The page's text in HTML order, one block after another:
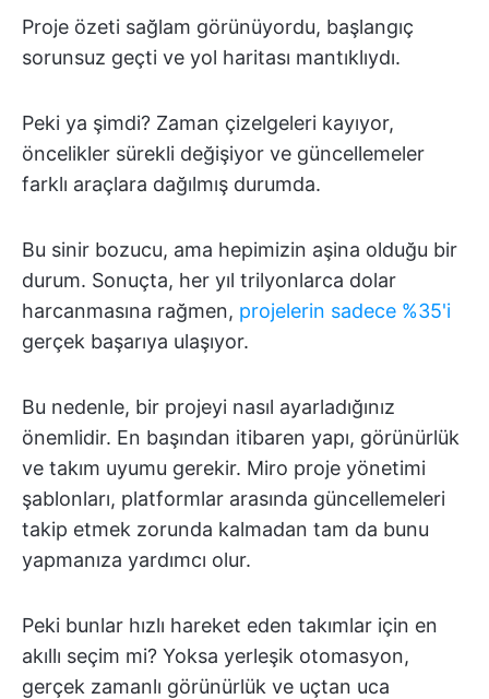
Proje özeti sağlam görünüyordu, başlangıç
sorunsuz geçti ve yol haritası mantıklıydı.
Peki ya şimdi? Zaman çizelgeleri kayıyor,
öncelikler sürekli değişiyor ve güncellemeler
farklı araçlara dağılmış durumda.
Bu sinir bozucu, ama hepimizin aşina olduğu bir
durum. Sonuçta, her yıl trilyonlarca dolar
harcanmasına rağmen, projelerin sadece %35'i
gerçek başarıya ulaşıyor.
Bu nedenle, bir projeyi nasıl ayarladığınız
önemlidir. En başından itibaren yapı, görünürlük
ve takım uyumu gerekir. Miro proje yönetimi
şablonları, platformlar arasında güncellemeleri
takip etmek zorunda kalmadan tam da bunu
yapmanıza yardımcı olur.
Peki bunlar hızlı hareket eden takımlar için en
akıllı seçim mi? Yoksa yerleşik otomasyon,
gerçek zamanlı görünürlük ve uçtan uca